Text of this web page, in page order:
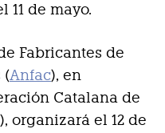
11 de mayo.
Fabricantes de
(Anfac), en
Catalana de
organizará el 12 de